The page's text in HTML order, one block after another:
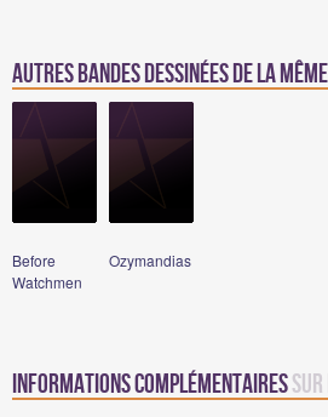
Autres bandes dessinées de la
Before
Watchmen
Ozymandias
Informations complémentairessur